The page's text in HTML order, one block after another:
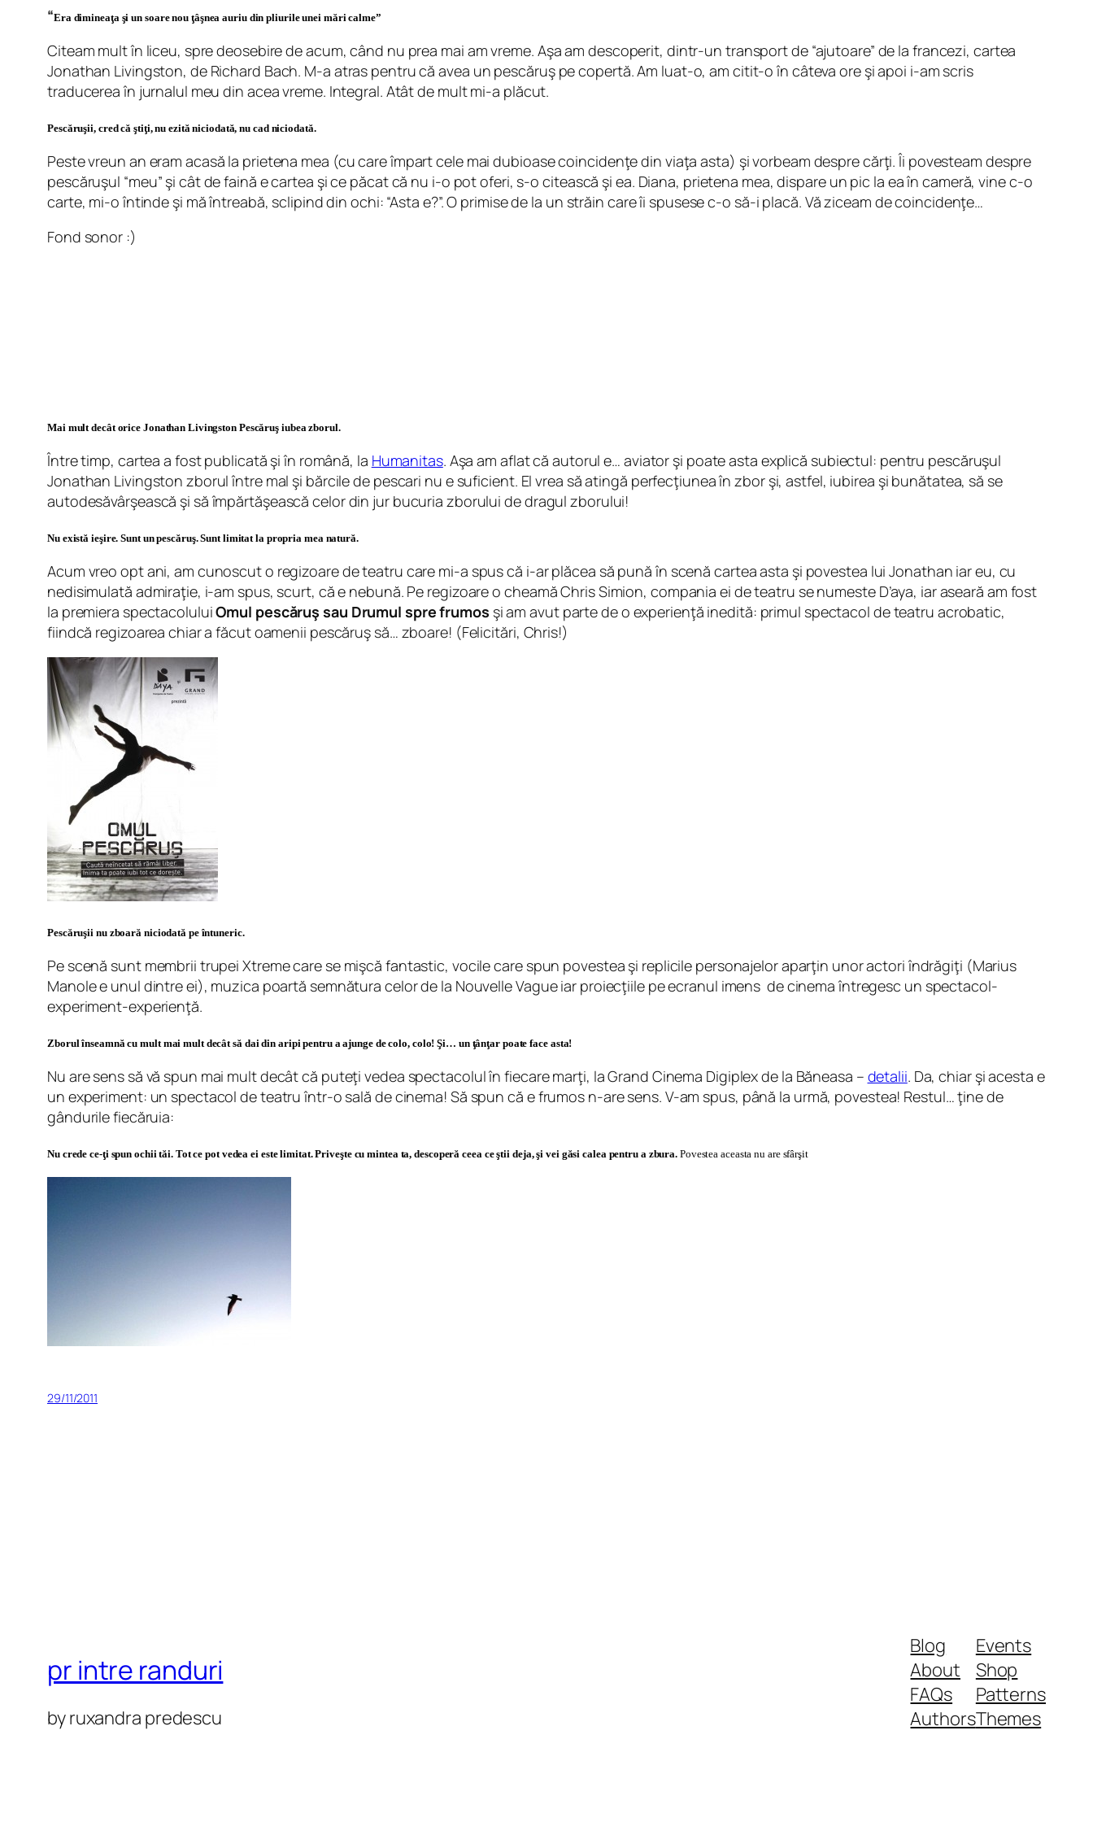
“Era dimineaţa şi un soare nou ţâşnea auriu din pliurile unei mări calme”
Citeam mult în liceu, spre deosebire de acum, când nu prea mai am vreme. Aşa am descoperit, dintr-un transport de “ajutoare” de la francezi, cartea
Jonathan Livingston, de Richard Bach. M-a atras pentru că avea un pescăruş pe copertă. Am luat-o, am citit-o în câteva ore şi apoi i-am scris
traducerea în jurnalul meu din acea vreme. Integral. Atât de mult mi-a plăcut.
Pescăruşii, cred că ştiţi, nu ezită niciodată, nu cad niciodată.
Peste vreun an eram acasă la prietena mea (cu care împart cele mai dubioase coincidenţe din viaţa asta) şi vorbeam despre cărţi. Îi povesteam despre
pescăruşul “meu” şi cât de faină e cartea şi ce păcat că nu i-o pot oferi, s-o citească şi ea. Diana, prietena mea, dispare un pic la ea în cameră, vine c-o
carte, mi-o întinde şi mă întreabă, sclipind din ochi: “Asta e?”. O primise de la un străin care îi spusese c-o să-i placă. Vă ziceam de coincidenţe…
Fond sonor :)
Mai mult decât orice Jonathan Livingston Pescăruş iubea zborul.
Între timp, cartea a fost publicată şi în română, la Humanitas. Aşa am aflat că autorul e… aviator şi poate asta explică subiectul: pentru pescăruşul
Jonathan Livingston zborul între mal şi bărcile de pescari nu e suficient. El vrea să atingă perfecţiunea în zbor şi, astfel, iubirea şi bunătatea, să se
autodesăvârşească şi să împărtăşească celor din jur bucuria zborului de dragul zborului!
Nu există ieşire. Sunt un pescăruş. Sunt limitat la propria mea natură.
Acum vreo opt ani, am cunoscut o regizoare de teatru care mi-a spus că i-ar plăcea să pună în scenă cartea asta şi povestea lui Jonathan iar eu, cu
nedisimulată admiraţie, i-am spus, scurt, că e nebună. Pe regizoare o cheamă Chris Simion, compania ei de teatru se numeste D’aya, iar aseară am fost
la premiera spectacoluluiOmul pescăruş sau Drumul spre frumos şi am avut parte de o experienţă inedită: primul spectacol de teatru acrobatic,
fiindcă regizoarea chiar a făcut oamenii pescăruş să… zboare! (Felicitări, Chris!)
Pescăruşii nu zboară niciodată pe întuneric.
Pe scenă sunt membrii trupei Xtreme care se mişcă fantastic, vocile care spun povestea şi replicile personajelor aparţin unor actori îndrăgiţi (Marius
Manole e unul dintre ei), muzica poartă semnătura celor de la Nouvelle Vague iar proiecţiile pe ecranul imens de cinema întregesc un spectacol-
experiment-experienţă.
Zborul înseamnă cu mult mai mult decât să dai din aripi pentru a ajunge de colo, colo! Şi… un ţânţar poate face asta!
Nu are sens să vă spun mai mult decât că puteţi vedea spectacolul în fiecare marţi, la Grand Cinema Digiplex de la Băneasa – detalii. Da, chiar şi acesta e
un experiment: un spectacol de teatru într-o sală de cinema! Să spun că e frumos n-are sens. V-am spus, până la urmă, povestea! Restul… ţine de
gândurile fiecăruia:
Nu crede ce-ţi spun ochii tăi. Tot ce pot vedea ei este limitat. Priveşte cu mintea ta, descoperă ceea ce ştii deja, şi vei găsi calea pentru a zbura. Povestea aceasta nu are sfârşit
29/11/2011
pr intre randuri
by ruxandra predescu
Blog
About
FAQs
Authors
Events
Shop
Patterns
Themes